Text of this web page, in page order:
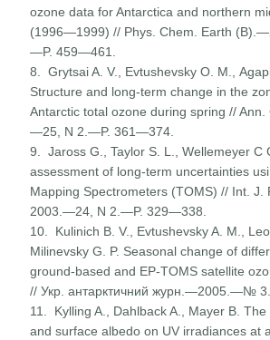
ozone data for Antarctica and northern
(1996—1999) // Phys. Chem. Earth
—P. 459—461.
8. Grytsai A. V., Evtushevsky О. М.,
Structure and long-term change in the
Antarctic total ozone during spring //
—25, N 2.—P. 361—374.
9. Jaross G., Taylor S. L., Wellemeyer С
assessment of long-term uncertainties
Mapping Spectrometers (TOMS) // Int.
2003.—24, N 2.—P. 329—338.
10. Kulinich B. V., Evtushevsky A. M.,
Milinevsky G. P. Seasonal change of
ground-based and ЕР-TOMS satellite
// Укр. антарктичний журн.—2005.—№
11. Kylling A., Dahlback A., Mayer В.
and surface albedo on UV irradiances at